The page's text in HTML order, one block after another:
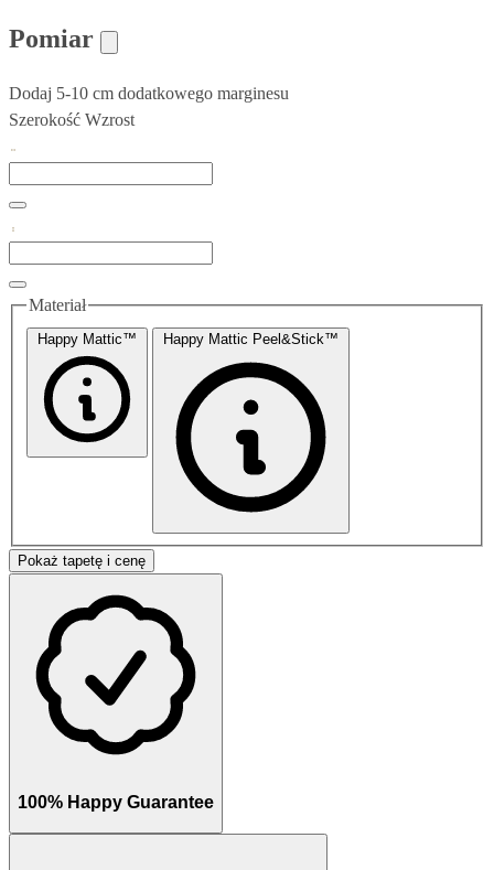
Pomiar
Dodaj 5-10 cm dodatkowego marginesu
Szerokość Wzrost
Materiał
Happy Mattic™ Happy Mattic Peel&Stick™
Pokaż tapetę i cenę
100% Happy Guarantee